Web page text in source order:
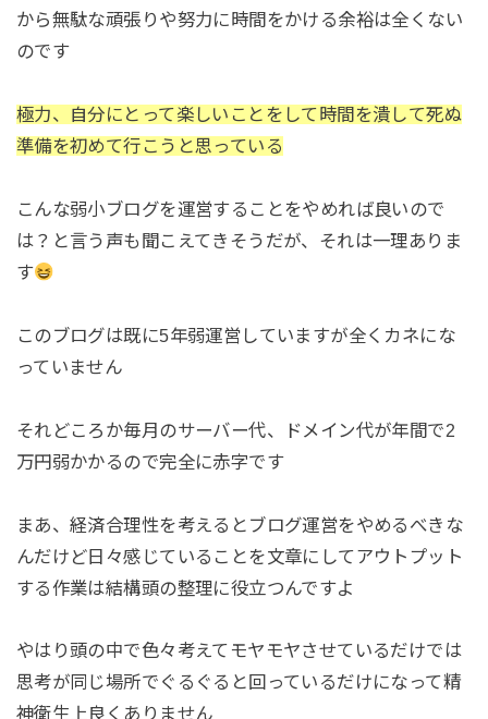
から無駄な頑張りや努力に時間をかける余裕は全くない
のです
極力、自分にとって楽しいことをして時間を潰して死ぬ
準備を初めて行こうと思っている
こんな弱小ブログを運営することをやめれば良いので
は？と言う声も聞こえてきそうだが、それは一理ありま
す
このブログは既に5年弱運営していますが全くカネにな
っていません
それどころか毎月のサーバー代、ドメイン代が年間で2
万円弱かかるので完全に赤字です
まあ、経済合理性を考えるとブログ運営をやめるべきな
んだけど日々感じていることを文章にしてアウトプット
する作業は結構頭の整理に役立つんですよ
やはり頭の中で色々考えてモヤモヤさせているだけでは
思考が同じ場所でぐるぐると回っているだけになって精
神衛生上良くありません